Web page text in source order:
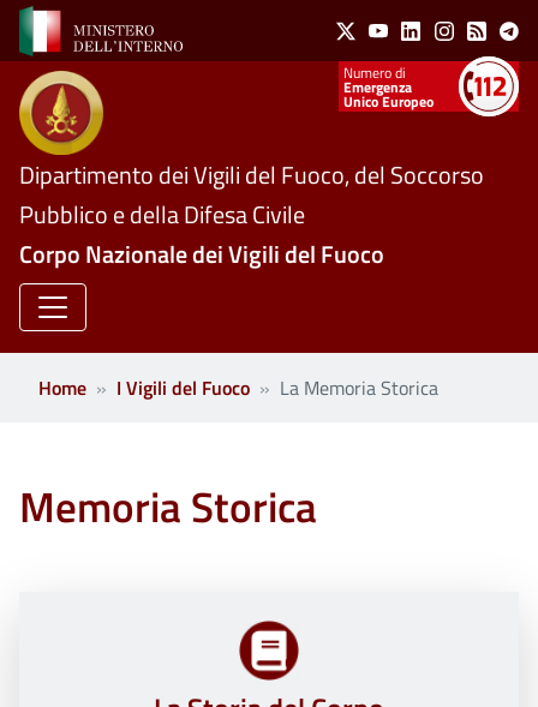
Salta al contenuto principale Social Menu
X YoutubeLinkedinInstagram
Feed
Numeri utili
Emergenza
Unico Europeo
Dipartimento dei Vigili del Fuoco, del Soccorso
Pubblico e della Difesa Civile
Corpo Nazionale dei Vigili del Fuoco
Home I Vigili del Fuoco La Memoria Storica
Memoria Storica